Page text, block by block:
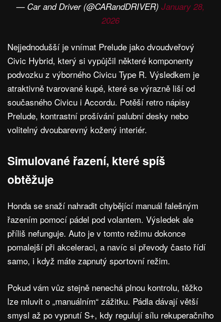
— Car and Driver (@CARandDRIVER) January 28,
2026
Nejjednodušší je vnímat Prelude jako dvoudveřový
Civic Hybrid, který si vypůjčil některé komponenty
podvozku z výborného Civicu Type R. Výsledkem je
atraktivně tvarované kupé, které se výrazně liší od
současného Civicu i Accordu. Potěší retro nápisy
Prelude, kontrastní prošívání palubní desky nebo
volitelný dvoubarevný kožený interiér.
Simulované řazení, které spíš
obtěžuje
Honda se snaží nahradit chybějící manuál falešným
řazením pomocí pádel pod volantem. Výsledek ale
příliš nefunguje. Auto je v tomto režimu dokonce
pomalejší při akceleraci, a navíc si převody často řídí
samo, i když máte zapnutý sportovní režim.
Pokud vám vůz stejně nenechá plnou kontrolu, těžko
lze mluvit o „manuálním“ zážitku. Pádla dávají větší
smysl až po vypnutí S+, kdy regulují sílu rekuperačního